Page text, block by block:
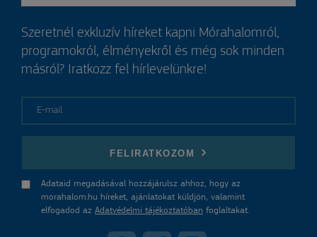
Szeretnél exkluzív híreket kapni Mórahalomról,
programokról, élményekről és még sok minden
másról? Iratkozz fel hírlevelünkre!
FELIRATKOZOM
Adataid megadásával hozzájárulsz ahhoz, hogy az
morahalom.hu híreket, ajánlatokat küldjön, valamint
elfogadod az Adatvédelmi tájékoztatóban foglaltakat.